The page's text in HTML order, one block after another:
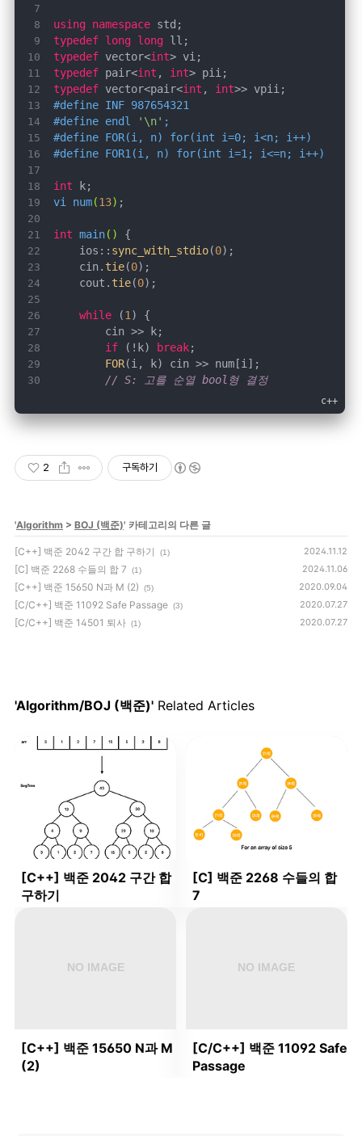
using namespace
typedef long long
typedef vector<int
typedef pair<int , int
typedef vector<pair<int , int
#define INF 987654321
#define endl '\n' ;
#define FOR(i, n) for(int i=0; i<n; i++)
#define FOR1(i, n) for(int i=1; i<=n; i++)
int
vi num(13)
int main()
    ios::
sync_with_stdio(0
    cin.
tie(0
    cout.
tie(0
while (1
if (!k) break
FOR
// S: 고를 순열 bool형 결정
FOR(i, 6) S[i] = true
FOR
(i, k) if
return 0
}
2 구독하기
'Algorithm > BOJ (백준)' 카테고리의 다른 글
[C++] 백준 2042 구간 합 구하기 (1) 2024.11.12
[C] 백준 2268 수들의 합 7 (1) 2024.11.06
[C++] 백준 15650 N과 M (2) (5) 2020.09.04
[C/C++] 백준 11092 Safe Passage (3) 2020.07.27
[C/C++] 백준 14501 퇴사 (1) 2020.07.27
'Algorithm/BOJ (백준)' Related Articles
[C++] 백준 2042 구간 합
구하기
[C] 백준 2268 수들의 합
7
[C++] 백준 15650 N과 M
(2)
[C/C++] 백준 11092 Safe
Passage